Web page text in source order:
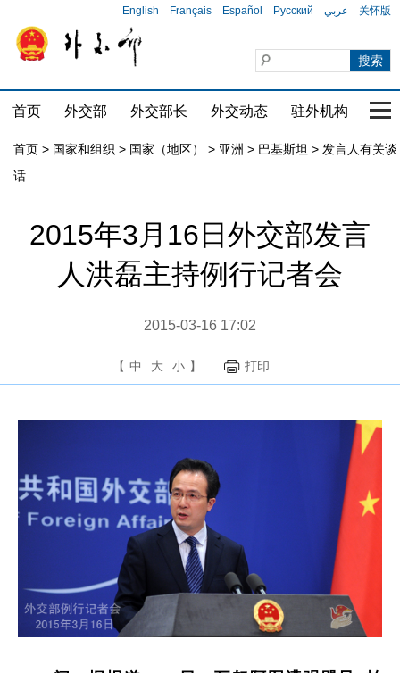
English Français Español Русский عربي 关怀版
首页 外交部 外交部长 外交动态 驻外机构 国
首页 > 国家和组织 > 国家（地区） > 亚洲 > 巴基斯坦 > 发言人有关谈
话
2015年3月16日外交部发言
人洪磊主持例行记者会
2015-03-16 17:02
【 中 大 小 】 打印